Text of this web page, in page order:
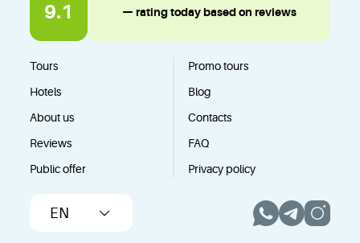
9.1 — rating today based on reviews
Tours
Promo tours
Hotels
Blog
About us
Contacts
Reviews
FAQ
Public offer
Privacy policy
EN